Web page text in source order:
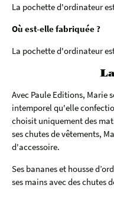
La pochette d'ordinateur
Où est-elle fabriquée ?
La pochette d'ordinateur
Avec Paule Editions, Marie
intemporel qu'elle
choisit uniquement des
ses chutes de vêtements,
d'accessoire.
Ses bananes et housse
ses mains avec des chutes